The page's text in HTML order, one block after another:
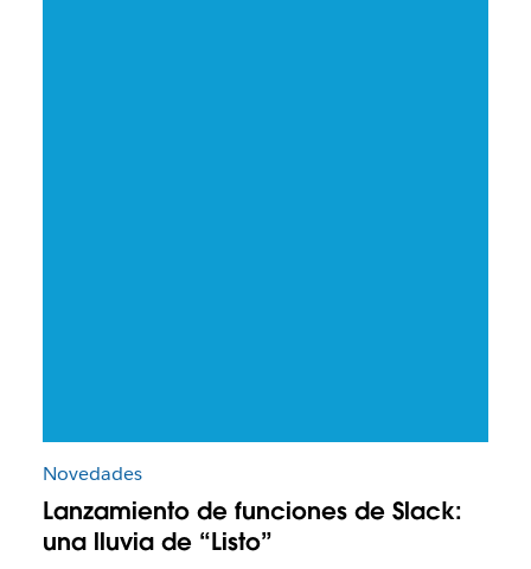
Novedades
Lanzamiento de funciones de Slack:
una lluvia de “Listo”